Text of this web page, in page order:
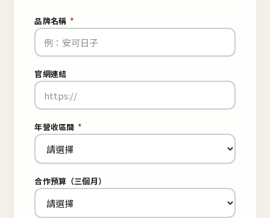
品牌名稱 *
官網連結
年營收區間 *
合作預算（三個月）